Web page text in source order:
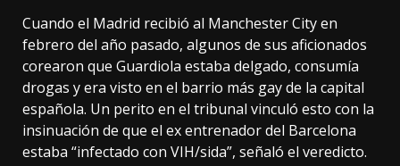
Cuando el Madrid recibió al Manchester City en
febrero del año pasado, algunos de sus aficionados
corearon que Guardiola estaba delgado, consumía
drogas y era visto en el barrio más gay de la capital
española. Un perito en el tribunal vinculó esto con la
insinuación de que el ex entrenador del Barcelona
estaba “infectado con VIH/sida”, señaló el veredicto.